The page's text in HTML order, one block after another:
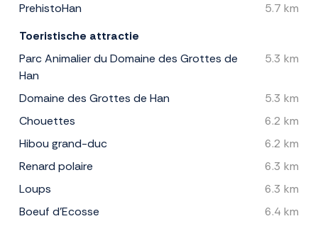
PrehistoHan
5.7 km
Toeristische attractie
Parc Animalier du Domaine des Grottes de
Han
5.3 km
Domaine des Grottes de Han
5.3 km
Chouettes
6.2 km
Hibou grand-duc
6.2 km
Renard polaire
6.3 km
Loups
6.3 km
Boeuf d'Ecosse
6.4 km